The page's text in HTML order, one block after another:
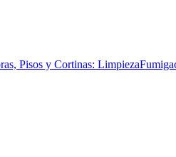
Pisos y Cortinas: Limpieza